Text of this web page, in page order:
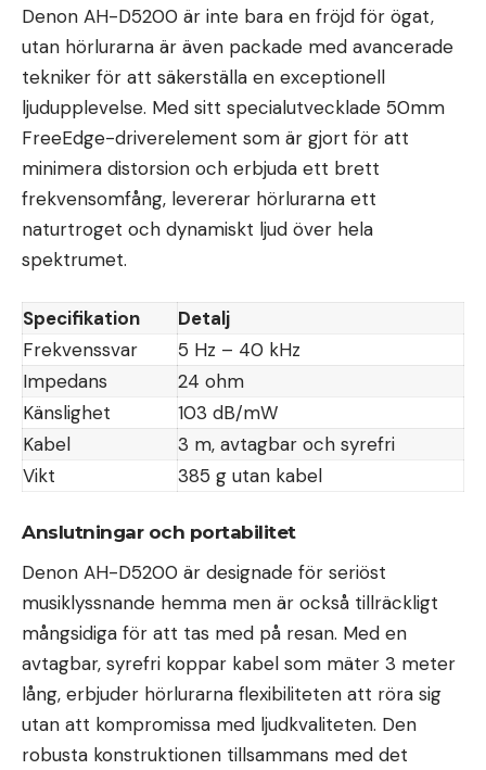
Denon AH-D5200 är inte bara en fröjd för ögat,
utan hörlurarna är även packade med avancerade
tekniker för att säkerställa en exceptionell
ljudupplevelse. Med sitt specialutvecklade 50mm
FreeEdge-driverelement som är gjort för att
minimera distorsion och erbjuda ett brett
frekvensomfång, levererar hörlurarna ett
naturtroget och dynamiskt ljud över hela
spektrumet.
Specifikation
Detalj
Frekvenssvar
5 Hz – 40 kHz
Impedans
24 ohm
Känslighet
103 dB/mW
Kabel
3 m, avtagbar och syrefri
Vikt
385 g utan kabel
Anslutningar och portabilitet
Denon AH-D5200 är designade för seriöst
musiklyssnande hemma men är också tillräckligt
mångsidiga för att tas med på resan. Med en
avtagbar, syrefri koppar kabel som mäter 3 meter
lång, erbjuder hörlurarna flexibiliteten att röra sig
utan att kompromissa med ljudkvaliteten. Den
robusta konstruktionen tillsammans med det